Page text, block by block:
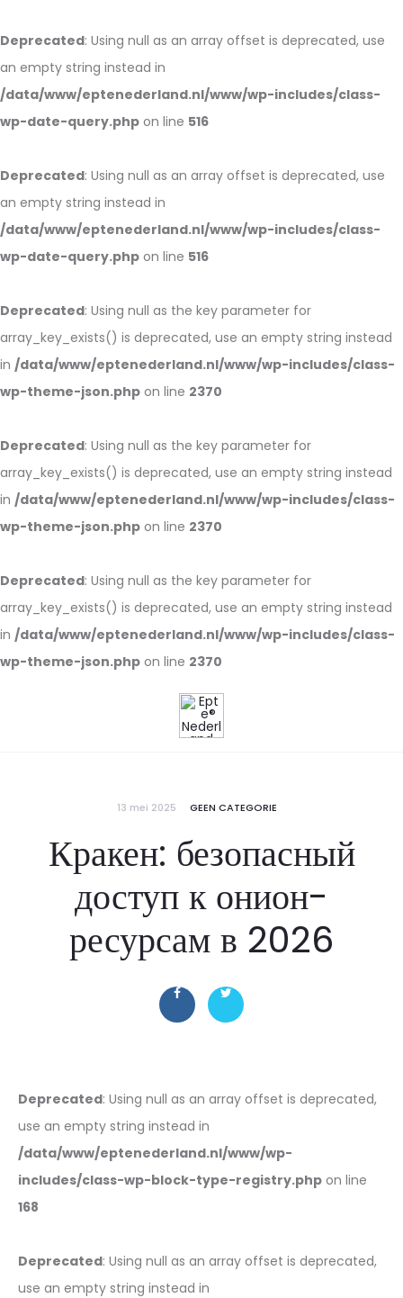
Deprecated: Using null as an array offset is deprecated, use
an empty string instead in
/data/www/eptenederland.nl/www/wp-includes/class-
wp-date-query.php on line 516
Deprecated: Using null as an array offset is deprecated, use
an empty string instead in
/data/www/eptenederland.nl/www/wp-includes/class-
wp-date-query.php on line 516
Deprecated: Using null as the key parameter for
array_key_exists() is deprecated, use an empty string instead
in /data/www/eptenederland.nl/www/wp-includes/class-
wp-theme-json.php on line 2370
Deprecated: Using null as the key parameter for
array_key_exists() is deprecated, use an empty string instead
in /data/www/eptenederland.nl/www/wp-includes/class-
wp-theme-json.php on line 2370
Deprecated: Using null as the key parameter for
array_key_exists() is deprecated, use an empty string instead
in /data/www/eptenederland.nl/www/wp-includes/class-
wp-theme-json.php on line 2370
13 mei 2025 GEEN CATEGORIE
Кракен: безопасный
доступ к онион-
ресурсам в 2026
Deprecated: Using null as an array offset is deprecated,
use an empty string instead in
/data/www/eptenederland.nl/www/wp-
includes/class-wp-block-type-registry.php on line
168
Deprecated: Using null as an array offset is deprecated,
use an empty string instead in